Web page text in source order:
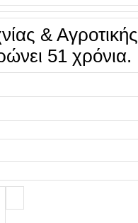
& Αγροτικής
51 χρόνια.